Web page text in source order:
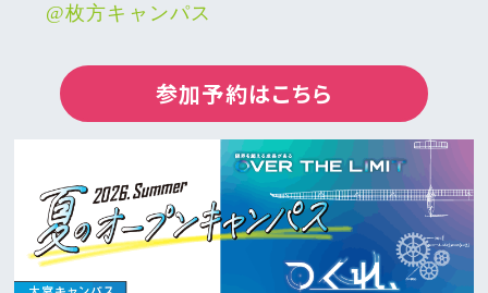
@枚方キャンパス
参加予約はこちら